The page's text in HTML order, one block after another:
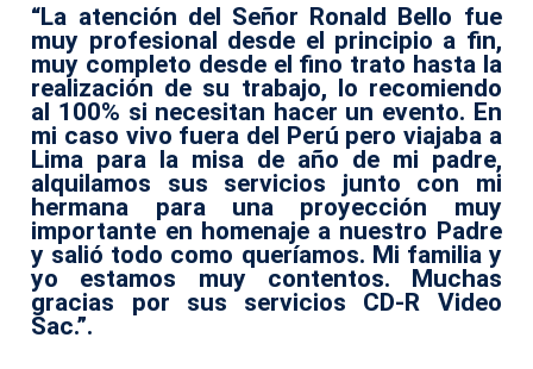
“La atención del Señor Ronald Bello fue
muy profesional desde el principio a fin,
muy completo desde el fino trato hasta la
realización de su trabajo, lo recomiendo
al 100% si necesitan hacer un evento. En
mi caso vivo fuera del Perú pero viajaba a
Lima para la misa de año de mi padre,
alquilamos sus servicios junto con mi
hermana para una proyección muy
importante en homenaje a nuestro Padre
y salió todo como queríamos. Mi familia y
yo estamos muy contentos. Muchas
gracias por sus servicios CD-R Video
Sac.”.